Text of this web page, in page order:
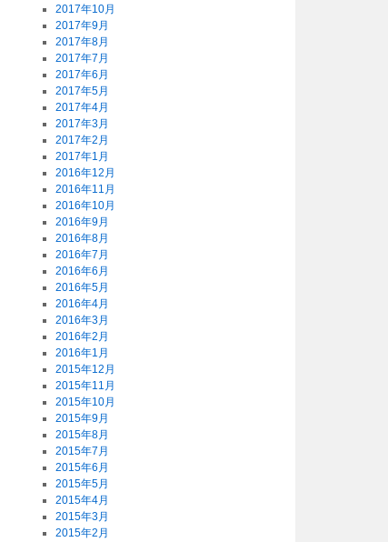
2017年10月
2017年9月
2017年8月
2017年7月
2017年6月
2017年5月
2017年4月
2017年3月
2017年2月
2017年1月
2016年12月
2016年11月
2016年10月
2016年9月
2016年8月
2016年7月
2016年6月
2016年5月
2016年4月
2016年3月
2016年2月
2016年1月
2015年12月
2015年11月
2015年10月
2015年9月
2015年8月
2015年7月
2015年6月
2015年5月
2015年4月
2015年3月
2015年2月